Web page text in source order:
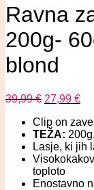
Ravna
200g-
blond
39,99€ 27,99 €
Clip on
TEŽA: 200g,
Lasje, ki jih
toploto
Enostavno